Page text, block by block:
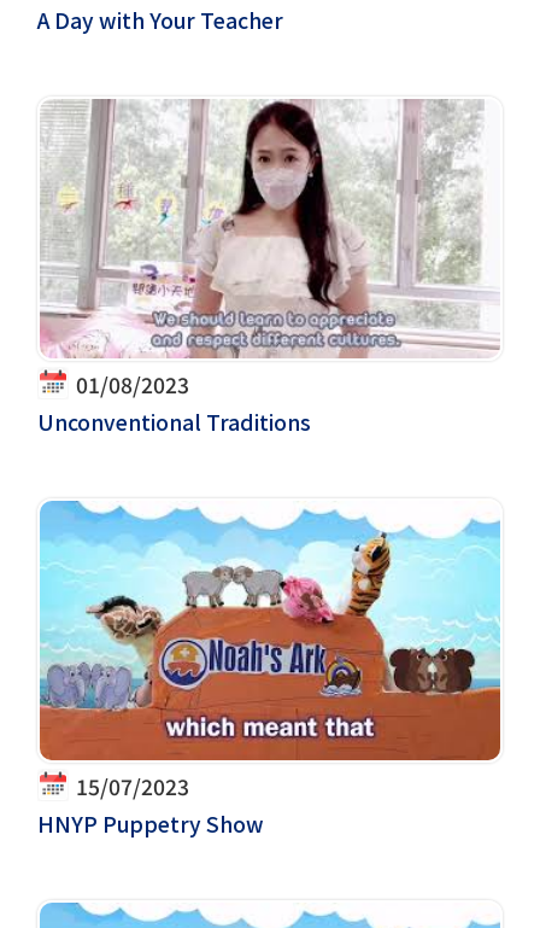
A Day with Your Teacher
01/08/2023
Unconventional Traditions
15/07/2023
HNYP Puppetry Show